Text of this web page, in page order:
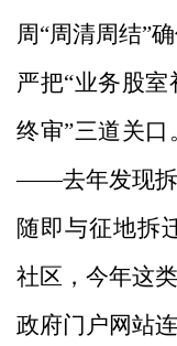
周“周清周结”
严把“业务股
终审”三道关
——去年发现拆
随即与征地拆
社区，今年这
政府门户网站